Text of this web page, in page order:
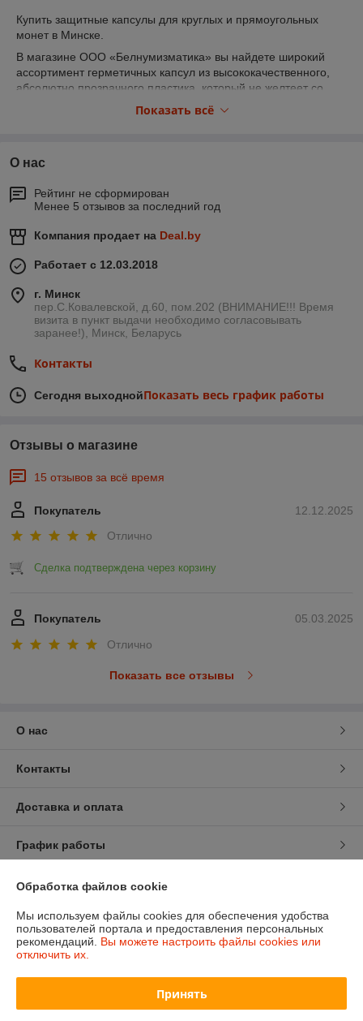
Купить защитные капсулы для круглых и прямоугольных
монет в Минске.
В магазине ООО «Белнумизматика» вы найдете широкий
ассортимент герметичных капсул из высококачественного,
абсолютно прозрачного пластика, который не желтеет со
временем и не вступает в химическую реакцию с металлами:
— Универсальные круглые капсулы для монет различного
сверхкрупные капсулы до 100.00 мм);
монет (монет-слитков) Национального банка Республики
Беларусь в точных размерах: 28х40х2 мм, 30х40х2 мм,
30х45х3 мм и 30х46х3 мм.
Все представленные позиции капсул имеются в наличии,
доступны для розничного онлайн-заказа через корзину сайта
Республики Беларусь. Также вы можете оформить
предварительное бронирование и забрать заказ
самостоятельно в нашем офисе в Минске (пер. С.
Ковалевской, 60, пом. 202, ст. м. «Петровщина»). Сохраните
Показать всё
О нас
Рейтинг не сформирован
Менее 5 отзывов за последний год
Компания продает на Deal.by
Работает с 12.03.2018
г. Минск
пер.С.Ковалевской, д.60, пом.202 (ВНИМАНИЕ!!! Время
визита в пункт выдачи необходимо согласовывать
заранее!), Минск, Беларусь
Контакты
Сегодня выходнойПоказать весь график работы
Отзывы о магазине
15 отзывов за всё время
12.12.2025
Покупатель
Отлично
Сделка подтверждена через корзину
05.03.2025
Покупатель
Отлично
Показать все отзывы
О нас
Контакты
Доставка и оплата
График работы
Полная версия сайта
Политика обработки cookies
Сайт создан на платформе Deal.by
Обработка файлов cookie
Мы используем файлы cookies для обеспечения удобства
пользователей портала и предоставления персональных
рекомендаций. Вы можете настроить файлы cookies или
отключить их.
Принять